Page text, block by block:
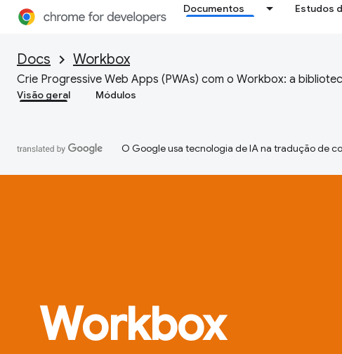
Documentos Estudos
Docs Workbox
Crie Progressive Web Apps (PWAs) com o Workbox: a
Visão geral Módulos
O Google usa tecnologia de IA na tradução de
Workbox